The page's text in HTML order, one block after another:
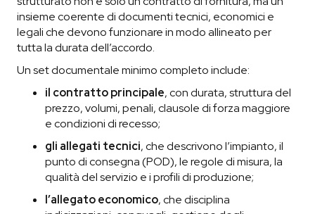
insieme coerente di documenti tecnici, economici e
legali che devono funzionare in modo allineato per
tutta la durata dell’accordo.
Un set documentale minimo completo include:
il contratto principale, con durata, struttura del
prezzo, volumi, penali, clausole di forza maggiore
e condizioni di recesso;
gli allegati tecnici, che descrivono l’impianto, il
punto di consegna (POD), le regole di misura, la
qualità del servizio e i profili di produzione;
l’allegato economico, che disciplina